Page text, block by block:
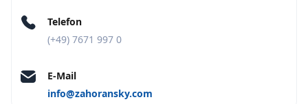
Telefon
(+49) 7671 997 0
E-Mail
info@zahoransky.com